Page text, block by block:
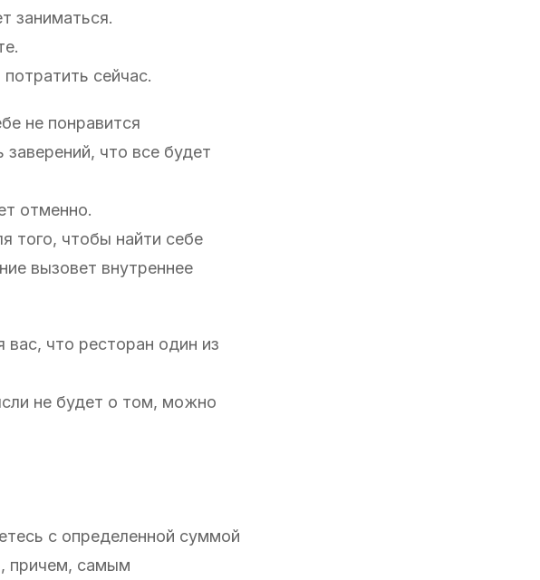
заниматься.
сейчас.
не понравится
что все будет
отменно.
того, чтобы найти себе
вызовет внутреннее
что ресторан один из
не будет о том, можно
с определенной суммой
причем, самым